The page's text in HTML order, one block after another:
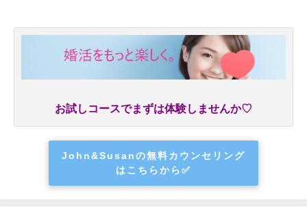
お試しコースでまずは体験しませんか♡
John&Susanの無料カウンセリング
はこちらから✅